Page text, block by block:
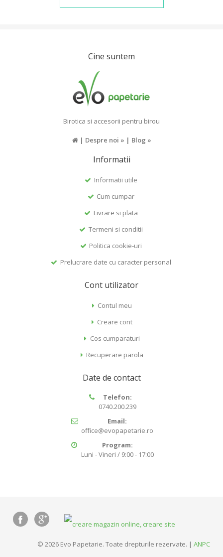
Cine suntem
Birotica si accesorii pentru birou
| Despre noi » | Blog »
Informatii
Informatii utile
Cum cumpar
Livrare si plata
Termeni si conditii
Politica cookie-uri
Prelucrare date cu caracter personal
Cont utilizator
Contul meu
Creare cont
Cos cumparaturi
Recuperare parola
Date de contact
Telefon:
0740.200.239
Email:
office@evopapetarie.ro
Program:
Luni - Vineri / 9:00 - 17:00
© 2026 Evo Papetarie. Toate drepturile rezervate. | ANPC